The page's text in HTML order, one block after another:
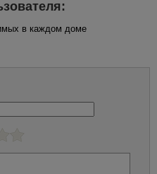
в каждом доме